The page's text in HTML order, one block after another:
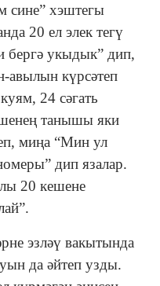
сине” хэштегы
20 ел элек тегү
бергә укыдык” дип,
авылын күрсәтеп
24 сәгать
танышы яки
миңа “Мин ул
дип язалар.
20 кешене
эзләү вакытында
да әйтеп узды.